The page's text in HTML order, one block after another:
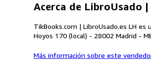
Acerca de LibroUsado
TikBooks.com | LibroUsado.es LH es una librería con un nutrido
Hoyos
Más información sobre este